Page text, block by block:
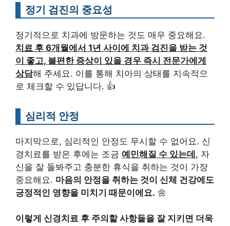
정기 검진의 중요성
정기적으로 치과에 방문하는 것도 매우 중요해요.
치료 후 6개월에서 1년 사이에 치과 검진을 받는 것
이 좋고, 불편한 증상이 있을 경우 즉시 전문가에게
상담해 주세요. 이를 통해 치아의 상태를 지속적으
로 체크할 수 있답니다. 👍
심리적 안정
마지막으로, 심리적인 안정도 무시할 수 없어요. 신
경치료를 받은 후에는 조금 예민해질 수 있는데, 자
신을 잘 돌봐주고 충분한 휴식을 취하는 것이 가장
중요해요. 마음의 안정을 취하는 것이 신체 건강에도
긍정적인 영향을 미치기 때문이에요. 🌼
이렇게 신경치료 후 주의할 사항들을 잘 지키면 더욱